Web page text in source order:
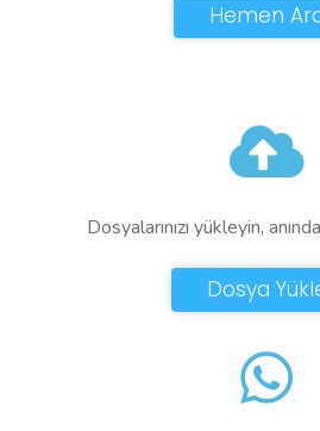
Hemen
Dosyalarınızı yükleyin,
Dosya